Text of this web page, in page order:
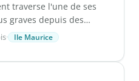
traverse l'une de ses
graves depuis des
·
Ile Maurice